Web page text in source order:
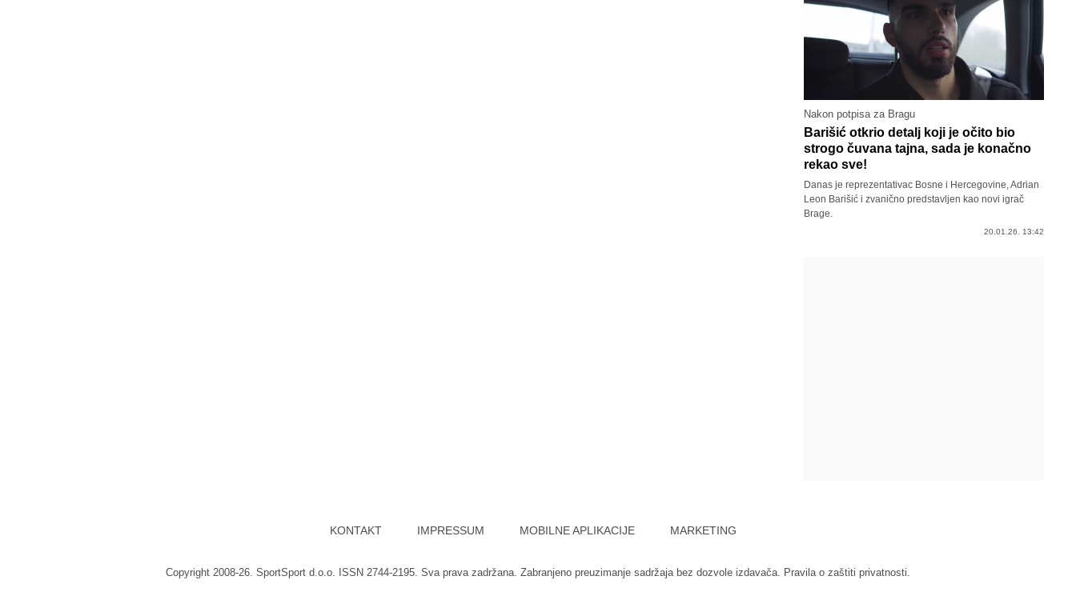
Nakon potpisa za Bragu
Barišić otkrio detalj koji je očito bio
strogo čuvana tajna, sada je konačno
rekao sve!
Danas je reprezentativac Bosne i Hercegovine, Adrian
Leon Barišić i zvanično predstavljen kao novi igrač
Brage.
20.01.26. 13:42
KONTAKT IMPRESSUM MOBILNE APLIKACIJE MARKETING
Copyright 2008-26. SportSport d.o.o. ISSN 2744-2195. Sva prava zadržana. Zabranjeno preuzimanje sadržaja bez dozvole izdavača. Pravila o zaštiti privatnosti.